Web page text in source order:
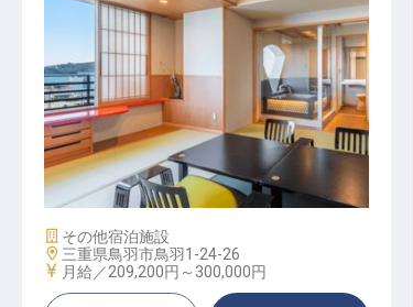
客室係（仲居）
施設業態
その他宿泊施設
勤務地
三重県鳥羽市鳥羽1-24-26
給与
月給／209,200円～ 300,000円